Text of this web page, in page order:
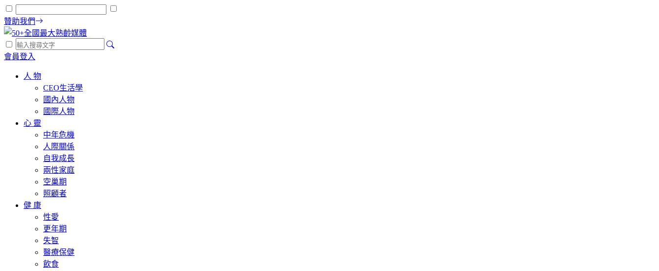
贊助我們
會員登入
人 物
CEO生活學
國內人物
國際人物
心 靈
中年危機
人際關係
自我成長
兩性家庭
空巢期
照顧者
健 康
性愛
更年期
失智
醫療保健
飲食